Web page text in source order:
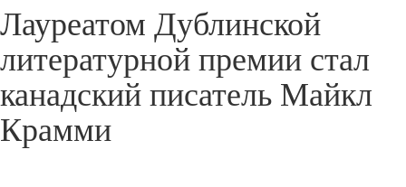
Лауреатом Дублинской
литературной премии стал
канадский писатель Майкл
Крамми